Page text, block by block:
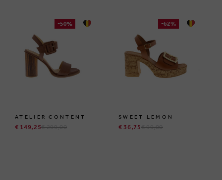
-50%
ATELIER CONTENT
€ 149,25€ 299,00
-62%
SWEET LEMON
€ 36,75€ 99,00